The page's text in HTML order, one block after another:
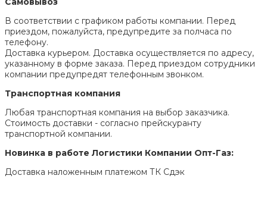
В соответствии с графиком работы компании. Перед
приездом, пожалуйста, предупредите за полчаса по
телефону.
Доставка курьером. Доставка осуществляется по адресу,
указанному в форме заказа. Перед приездом сотрудники
компании предупредят телефонным звонком.
Транспортная компания
Любая транспортная компания на выбор заказчика.
Стоимость доставки - согласно прейскуранту
транспортной компании.
Новинка в работе Логистики Компании Опт-Газ:
Доставка наложенным платежом ТК Сдэк